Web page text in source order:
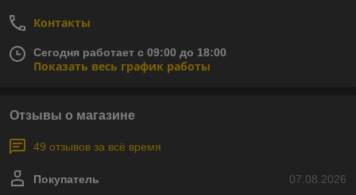
Контакты
Сегодня работает с 09:00 до 18:00
Показать весь график работы
Отзывы о магазине
49 отзывов за всё время
07.08.2026
Покупатель